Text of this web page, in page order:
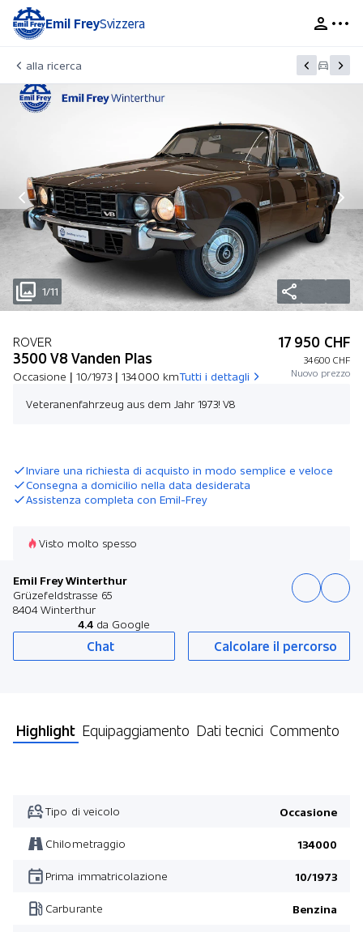
Emil FreySvizzera
alla ricerca
1/11
ROVER
3500 V8 Vanden Plas
Occasione | 10/1973 | 134 000 kmTutti i dettagli
17 950 CHF
34 600 CHF
Nuovo prezzo
Veteranenfahrzeug aus dem Jahr 1973! V8
Inviare una richiesta di acquisto in modo semplice e veloce
Consegna a domicilio nella data desiderata
Assistenza completa con Emil-Frey
Visto molto spesso
Emil Frey Winterthur
Grüzefeldstrasse 65
8404 Winterthur
4.4 da Google
Chat Calcolare il percorso
Highlight Equipaggiamento Dati tecnici Commento
Tipo di veicolo Occasione
Chilometraggio 134000
Prima immatricolazione 10/1973
Carburante Benzina